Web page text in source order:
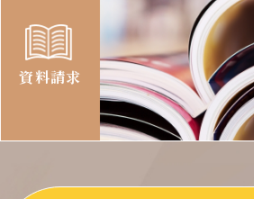
資料請求